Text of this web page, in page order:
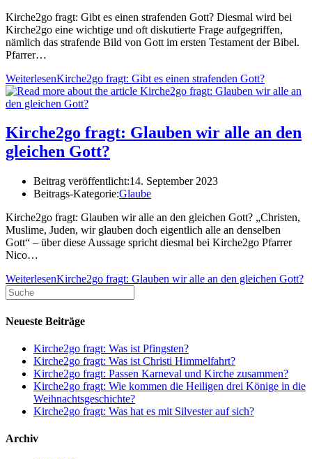
Kirche2go fragt: Gibt es einen strafenden Gott? Diesmal wird bei
Kirche2go eine wichtige und oft diskutierte Frage aufgegriffen,
nämlich das strafende Bild von Gott im ersten Testament der Bibel.
Pfarrer…
WeiterlesenKirche2go fragt: Gibt es einen strafenden Gott?
Kirche2go fragt: Glauben wir alle an den
gleichen Gott?
Beitrag veröffentlicht:14. September 2023
Beitrags-Kategorie:Glaube
Kirche2go fragt: Glauben wir alle an den gleichen Gott? „Christen,
Muslime, Juden, wir glauben doch eigentlich alle an denselben
Gott“ – über diese Aussage spricht diesmal bei Kirche2go Pfarrer
Nico…
WeiterlesenKirche2go fragt: Glauben wir alle an den gleichen Gott?
Neueste Beiträge
Kirche2go fragt: Was ist Pfingsten?
Kirche2go fragt: Was ist Christi Himmelfahrt?
Kirche2go fragt: Passen Karneval und Kirche zusammen?
Kirche2go fragt: Wie kommen die Heiligen drei Könige in die
Weihnachtsgeschichte?
Kirche2go fragt: Was hat es mit Silvester auf sich?
Archiv